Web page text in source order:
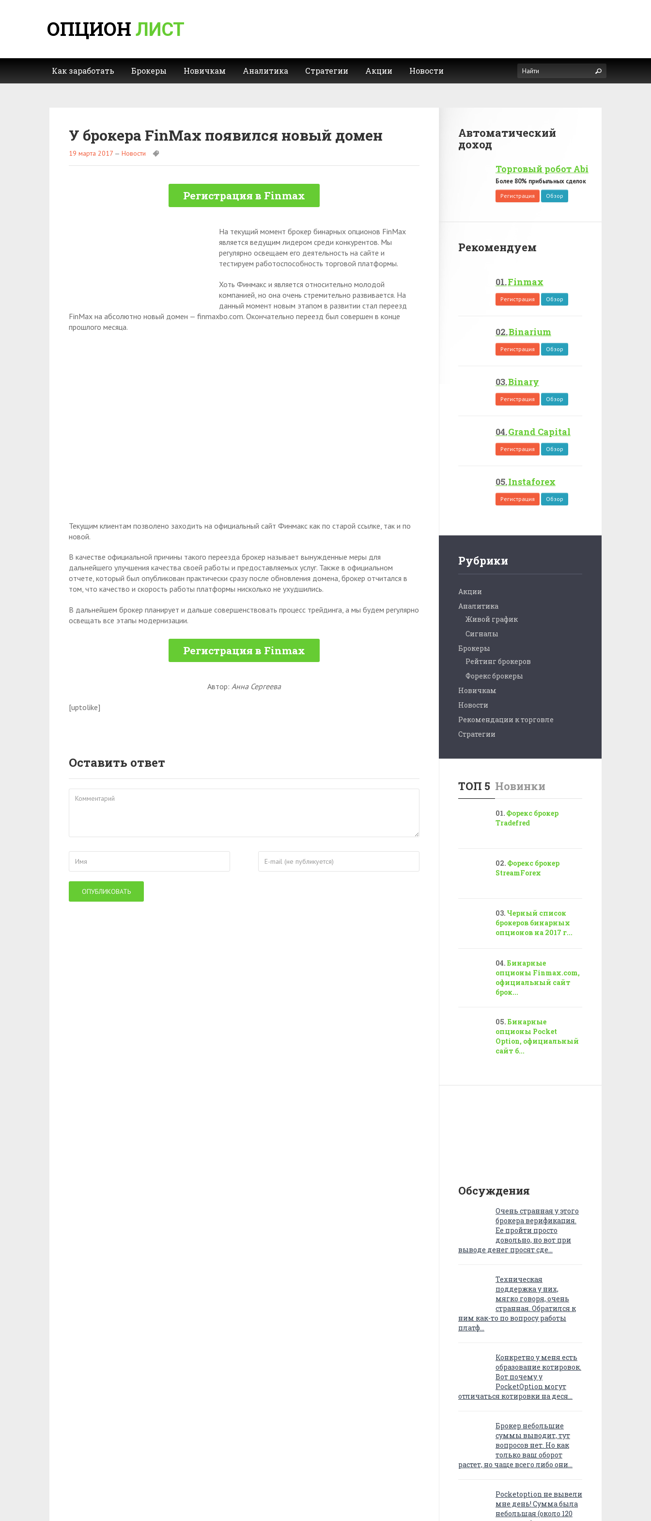
ОПЦИОН ЛИСТ
Как заработать Брокеры Новичкам Аналитика Стратегии Акции Новости
У брокера FinMax появился новый домен
19 марта 2017 — Новости
Регистрация в Finmax
На текущий момент брокер бинарных опционов FinMax
является ведущим лидером среди конкурентов. Мы
регулярно освещаем его деятельность на сайте и
тестируем работоспособность торговой платформы.
Хоть Финмакс и является относительно молодой
компанией, но она очень стремительно развивается. На
данный момент новым этапом в развитии стал переезд
FinMax на абсолютно новый домен — finmaxbo.com. Окончательно переезд был совершен в конце
прошлого месяца.
Текущим клиентам позволено заходить на официальный сайт Финмакс как по старой ссылке, так и по
новой.
В качестве официальной причины такого переезда брокер называет вынужденные меры для
дальнейшего улучшения качества своей работы и предоставляемых услуг. Также в официальном
отчете, который был опубликован практически сразу после обновления домена, брокер отчитался в
том, что качество и скорость работы платформы нисколько не ухудшились.
В дальнейшем брокер планирует и дальше совершенствовать процесс трейдинга, а мы будем регулярно
освещать все этапы модернизации.
Регистрация в Finmax
Автор: Анна Сергеева
[uptolike]
Оставить ответ
Автоматический
доход
Торговый робот Abi
Более 80% прибыльных сделок
Регистрация Обзор
Рекомендуем
Finmax
Регистрация Обзор
Binarium
Регистрация Обзор
Binary
Регистрация Обзор
Grand Capital
Регистрация Обзор
Instaforex
Регистрация Обзор
Рубрики
Акции
Аналитика
Живой график
Сигналы
Брокеры
Рейтинг брокеров
Форекс брокеры
Новичкам
Новости
Рекомендации к торговле
Стратегии
ТОП 5 Новинки
Форекс брокер
Tradefred
Форекс брокер
StreamForex
Черный список
брокеров бинарных
опционов на 2017 г...
Бинарные
опционы Finmax.com,
официальный сайт
брок...
Бинарные
опционы Pocket
Option, официальный
сайт б...
Обсуждения
Очень странная у этого
брокера верификация.
Ее пройти просто
довольно, но вот при
выводе денег просят сде…
Техническая
поддержка у них,
мягко говоря, очень
странная. Обратился к
ним как-то по вопросу работы
платф…
Конкретно у меня есть
образование котировок.
Вот почему у
PocketOption могут
отличаться котировки на деся…
Брокер небольшие
суммы выводит, тут
вопросов нет. Но как
только ваш оборот
растет, но чаще всего либо они…
Pocketoption не вывели
мне день! Сумма была
небольшая (около 120